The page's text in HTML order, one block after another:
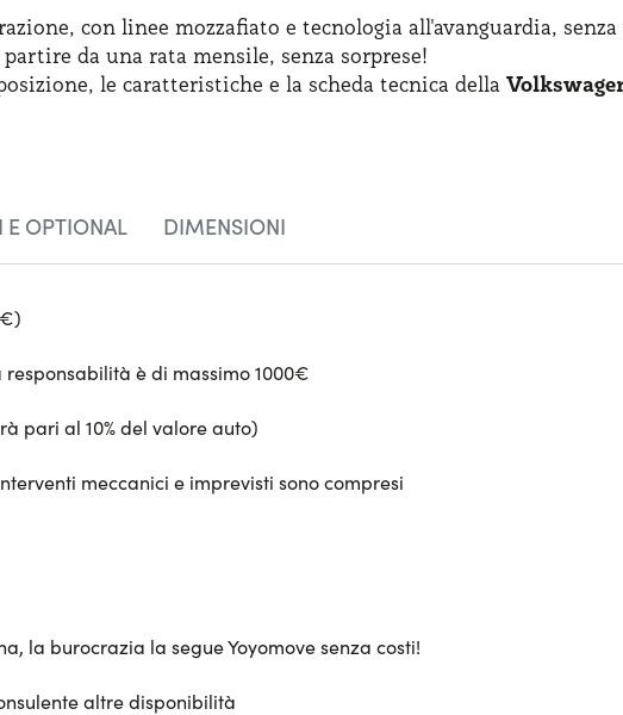
con linee mozzafiato e tecnologia all'avanguardia, senza
partire da una rata mensile, senza sorprese!
, le caratteristiche e la scheda tecnica della
E OPTIONAL DIMENSIONI
è di massimo 1000€
pari al 10% del valore auto)
meccanici e imprevisti sono compresi
la burocrazia la segue Yoyomove senza costi!
altre disponibilità